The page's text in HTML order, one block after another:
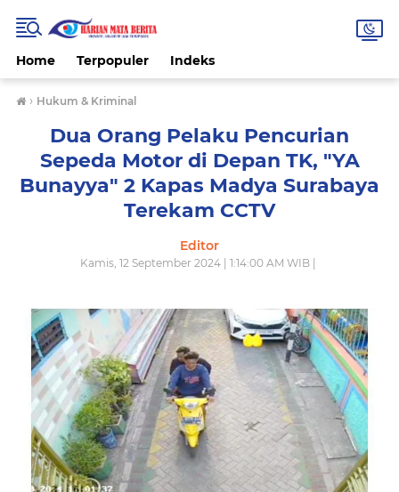
Home Terpopuler Indeks
› Hukum & Kriminal
Dua Orang Pelaku Pencurian
Sepeda Motor di Depan TK, "YA
Bunayya" 2 Kapas Madya Surabaya
Terekam CCTV
Editor
Kamis, 12 September 2024 | 1:14:00 AM WIB |